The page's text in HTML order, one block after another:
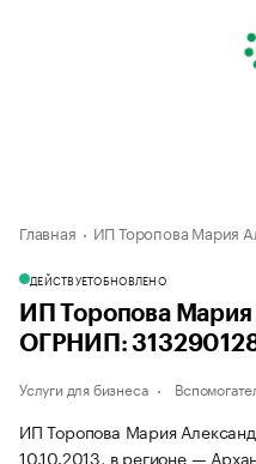
Главная ИП Торопова Мария
ДЕЙСТВУЕТОБНОВЛЕНО
ИП Торопова
ОГРНИП:
Услуги для бизнеса
ИП Торопова Мария
10.10.2013, в регионе —